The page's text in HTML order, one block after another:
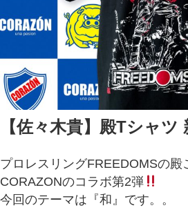
【佐々木貴】殿Tシャツ
プロレスリングFREEDOMSの殿
CORAZONのコラボ第2弾
今回のテーマは『和』です。。